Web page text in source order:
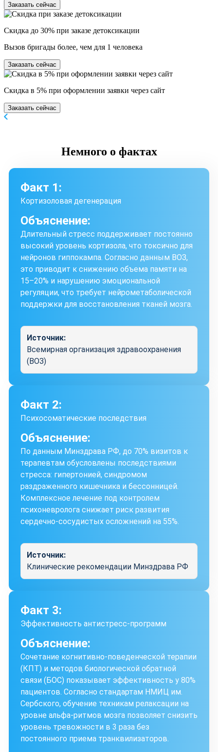
Заказать сейчас
Скидка до 30% при заказе детоксикации
Вызов бригады более, чем для 1 человека
Заказать сейчас
Скидка в 5% при оформлении заявки через сайт
Заказать сейчас
Немного о фактах
Факт 1:
Кортизоловая дегенерация
Объяснение:
Длительный стресс поддерживает постоянно
высокий уровень кортизола, что токсично для
нейронов гиппокампа. Согласно данным ВОЗ,
это приводит к снижению объема памяти на
15–20% и нарушению эмоциональной
регуляции, что требует нейрометаболической
поддержки для восстановления тканей мозга.
Источник:
Всемирная организация здравоохранения
(ВОЗ)
Факт 2:
Психосоматические последствия
Объяснение:
По данным Минздрава РФ, до 70% визитов к
терапевтам обусловлены последствиями
стресса: гипертонией, синдромом
раздраженного кишечника и бессонницей.
Комплексное лечение под контролем
психоневролога снижает риск развития
сердечно-сосудистых осложнений на 55%.
Источник:
Клинические рекомендации Минздрава РФ
Факт 3:
Эффективность антистресс-программ
Объяснение:
Сочетание когнитивно-поведенческой терапии
(КПТ) и методов биологической обратной
связи (БОС) показывает эффективность у 80%
пациентов. Согласно стандартам НМИЦ им.
Сербского, обучение техникам релаксации на
уровне альфа-ритмов мозга позволяет снизить
уровень тревожности в 3 раза без
постоянного приема транквилизаторов.